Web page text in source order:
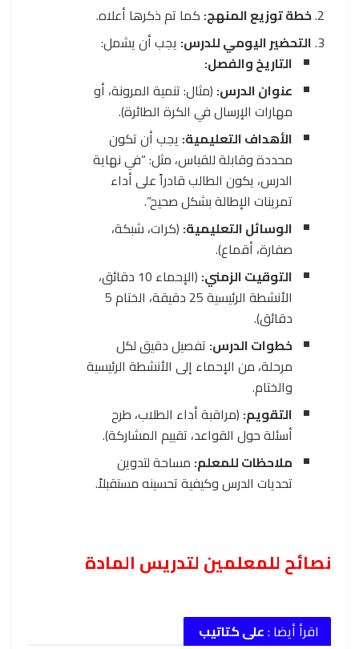
خطة توزيع المنهج: كما تم ذكرها أعلاه.
التحضير اليومي للدرس: يجب أن يشمل:
التاريخ والفصل:
عنوان الدرس: (مثال: تنمية المرونة، أو
مهارات الإرسال في الكرة الطائرة).
الأهداف التعليمية: يجب أن تكون
محددة وقابلة للقياس، مثل: “في نهاية
الدرس، يكون الطالب قادراً على أداء
تمرينات الإطالة بشكل صحيح”.
الوسائل التعليمية: (كرات، شبكة،
صفارة، أقماع).
التوقيت الزمني:
(الإحماء 10 دقائق،
الأنشطة الرئيسية 25 دقيقة، الختام 5
دقائق).
خطوات الدرس: تفصيل دقيق لكل
مرحلة، من الإحماء إلى الأنشطة الرئيسية
والختام.
التقويم: (مراقبة أداء الطلاب، طرح
أسئلة حول القواعد، تقييم المشاركة).
ملاحظات للمعلم: مساحة لتدوين
تحديات الدرس وكيفية تحسينه مستقبلاً.
نصائح للمعلمين لتدريس المادة
اقرأ أيضا :على كتاتيب